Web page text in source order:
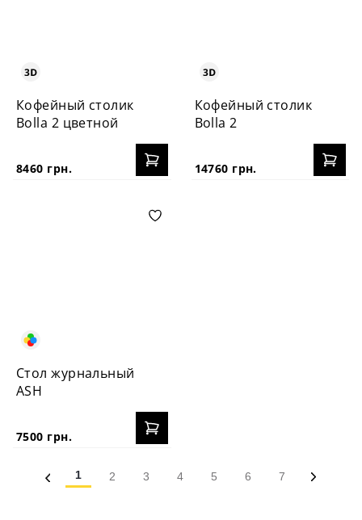
Кофейный столик
Bolla 2 цветной
8460 грн.
Кофейный столик
Bolla 2
14760 грн.
Стол журнальный
ASH
7500 грн.
1 2 3 4 5 6 7